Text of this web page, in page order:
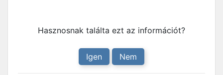
Hasznosnak találta ezt az információt?
Igen Nem